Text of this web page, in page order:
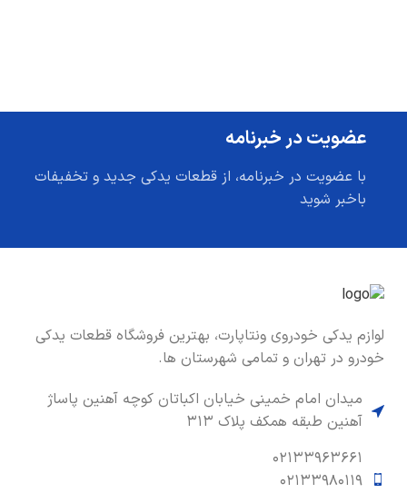
عضویت در خبرنامه
با عضویت در خبرنامه، از قطعات یدکی جدید و تخفیفات
باخبر شوید
لوازم یدکی خودروی ونتاپارت، بهترین فروشگاه قطعات یدکی
خودرو در تهران و تمامی شهرستان ها.
میدان امام خمینی خیابان اکباتان کوچه آهنین پاساژ
آهنین طبقه همکف پلاک ۳۱۳
۰۲۱۳۳۹۶۳۶۶۱
۰۲۱۳۳۹۸۰۱۱۹